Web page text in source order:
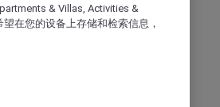
& Villas, Activities &
望在您的设备上存储和检索信息，